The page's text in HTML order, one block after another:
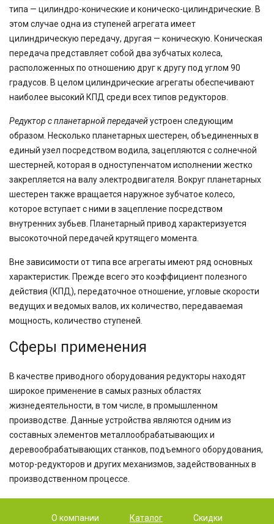
типа — цилиндро-конические и коническо-цилиндрические. В
этом случае одна из ступеней агрегата имеет
цилиндрическую передачу, другая — коническую. Коническая
передача представляет собой два зубчатых колеса,
расположенных по отношению друг к другу под углом 90
градусов. В целом цилиндрические агрегаты обеспечивают
наиболее высокий КПД среди всех типов редукторов.
Редуктор с планетарной передачейустроен следующим
образом. Несколько планетарных шестерен, объединенных в
единый узел посредством водила, зацепляются с солнечной
шестерней, которая в одноступенчатом исполнении жестко
закрепляется на валу электродвигателя. Вокруг планетарных
шестерен также вращается наружное зубчатое колесо,
которое вступает с ними в зацепление посредством
внутренних зубьев. Планетарный привод характеризуется
высокоточной передачей крутящего момента.
Вне зависимости от типа все агрегаты имеют ряд основных
характеристик. Прежде всего это коэффициент полезного
действия (КПД), передаточное отношение, угловые скорости
ведущих и ведомых валов, их количество, передаваемая
мощность, количество ступеней.
Сферы применения
В качестве приводного оборудования редукторы находят
широкое применение в самых разных областях
жизнедеятельности, в том числе, в промышленном
производстве. Данные устройства являются одним из
составных элементов металлообрабатывающих и
деревообрабатывающих станков, подъемного оборудования,
мотор-редукторов и других механизмов, задействованных в
производственном процессе.
О компании Каталог Скидки